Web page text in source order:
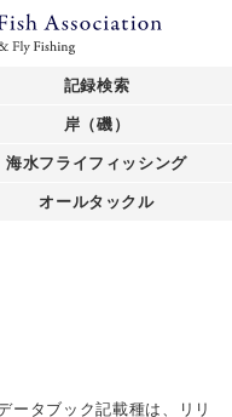
記録検索
岸（磯）
海水フライフィッシング
オールタックル
ータブック記載種は、リリ